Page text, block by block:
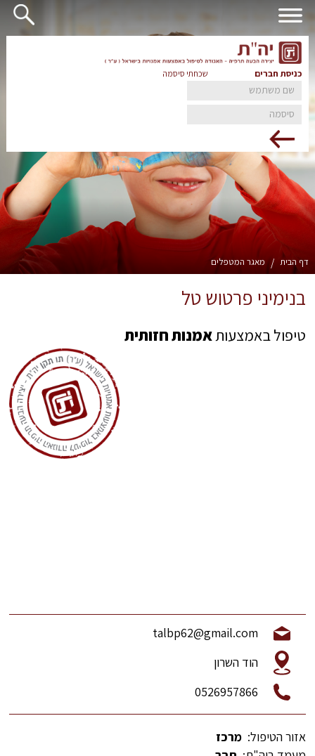
כניסת חברים שכחתי סיסמה
דף הבית / מאגר המטפלים
בנימיני פרטוש טל
טיפול באמצעותאמנות חזותית
talbp62@gmail.com
הוד השרון
0526957866
אזור הטיפול: מרכז